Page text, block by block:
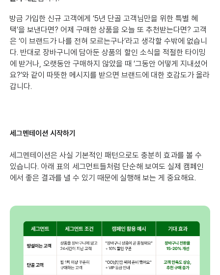
방금 가입한 신규 고객에게 ‘5년 단골 고객님만을 위한 특별 혜
택’을 보낸다면? 어제 구매한 상품을 오늘 또 추천받는다면? 고객
은 ‘이 브랜드가 나를 전혀 모르는구나’라고 생각할 수밖에 없습니
다. 반대로 장바구니에 담아둔 상품의 할인 소식을 적절한 타이밍
에 받거나, 오랫동안 구매하지 않았을 때 ‘그동안 어떻게 지내셨어
요?’와 같이 따뜻한 메시지를 받으면 브랜드에 대한 호감도가 올라
갑니다.
세그멘테이션 시작하기
세그멘테이션은 사실 기본적인 패턴으로도 충분히 효과를 볼 수
있습니다. 아래 표의 세그먼트들처럼 단순해 보여도 실제 캠페인
에서 좋은 결과를 낼 수 있기 때문에 실행해 보는 게 중요해요.